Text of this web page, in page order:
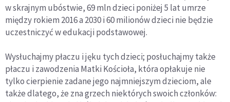
w skrajnym ubóstwie, 69 mln dzieci poniżej 5 lat umrze
między rokiem 2016 a 2030 i 60 milionów dzieci nie będzie
uczestniczyć w edukacji podstawowej.
Wysłuchajmy płaczu i jęku tych dzieci; posłuchajmy także
płaczu i zawodzenia Matki Kościoła, która opłakuje nie
tylko cierpienie zadane jego najmniejszym dzieciom, ale
także dlatego, że zna grzech niektórych swoich członków: